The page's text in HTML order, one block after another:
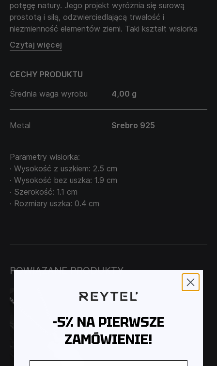
potęgę natury. Jego projekt wyróżnia się surową
prostotą i siłą, odzwierciedlającą trwałość i
niezmienność elementów ziemi. Taki kształt wisiorka
przypomina o ponadczasowym pięknie i mocy natury,
jej mistrzowskiej harmonii.
indywidualnego grawerowania, co pozwala nadać
biżuterii osobisty charakter lub przekazać wyjątkowe
przesłanie.
Łańcuszek sprzedawany jest oddzielnie i nie wchodzi
w cenę produktu.
Czytaj więcej
CECHY PRODUKTU
Średnia waga wyrobu
4,00 g
Metal Srebro 925
Parametry wisiorka:
· Wysokość z uszkiem: 2.5 cm
· Wysokość bez uszka: 1.9 cm
· Szerokość: 1.1 cm
· Rozmiary uszka: 0.4 cm
POWIĄZANE PRODUKTY
-5% NA PIERWSZE
ZAMÓWIENIE!